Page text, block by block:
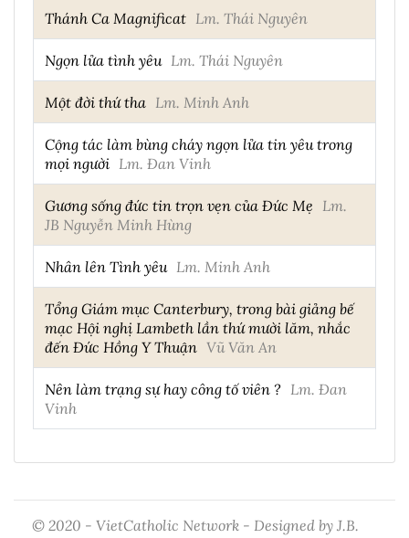
Thánh Ca Magnificat Lm. Thái Nguyên
Ngọn lửa tình yêu Lm. Thái Nguyên
Một đời thứ tha Lm. Minh Anh
Cộng tác làm bùng cháy ngọn lửa tin yêu trong
mọi người Lm. Đan Vinh
Gương sống đức tin trọn vẹn của Đức Mẹ Lm.
JB Nguyễn Minh Hùng
Nhân lên Tình yêu Lm. Minh Anh
Tổng Giám mục Canterbury, trong bài giảng bế
mạc Hội nghị Lambeth lần thứ mười lăm, nhắc
đến Đức Hồng Y Thuận Vũ Văn An
Nên làm trạng sự hay công tố viên ? Lm. Đan
Vinh
© 2020 - VietCatholic Network - Designed by J.B.